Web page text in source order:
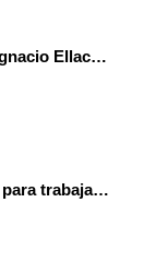
Presentación IES CIFPD Ignacio Ellacuría
Instala MakeCode Arcade para trabajar offline en tu tablet, ordenador, Chromebook